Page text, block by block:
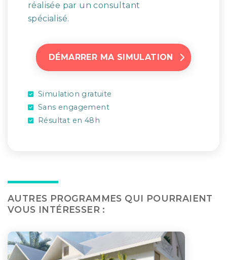
réalisée par un consultant
spécialisé.
DÉMARRER MA SIMULATION
Simulation gratuite
Sans engagement
Résultat en 48h
AUTRES PROGRAMMES QUI POURRAIENT
VOUS INTÉRESSER :